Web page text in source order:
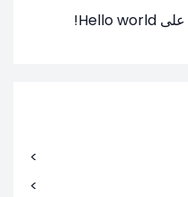
على Hello world!